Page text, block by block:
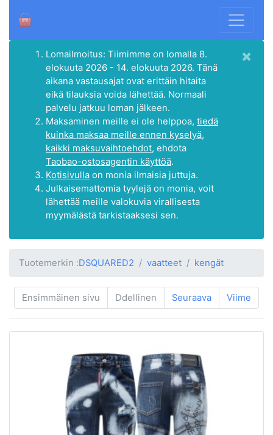
Lomailmoitus: Tiimimme on lomalla 8.
elokuuta 2026 - 14. elokuuta 2026. Tänä
aikana vastausajat ovat erittäin hitaita
eikä tilauksia voida lähettää. Normaali
palvelu jatkuu loman jälkeen.
Maksaminen meille ei ole helppoa, tiedä
kuinka maksaa meille ennen kyselyä,
kaikki maksuvaihtoehdot, ehdota
Taobao-ostosagentin käyttöä.
Kotisivulla on monia ilmaisia juttuja.
Julkaisemattomia tyylejä on monia, voit
lähettää meille valokuvia virallisesta
myymälästä tarkistaaksesi sen.
×
Tuotemerkin :DSQUARED2 vaatteet kengät
Ensimmäinen sivu Ddellinen Seuraava Viime